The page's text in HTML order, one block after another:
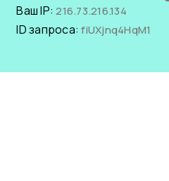
Ваш IP:216.73.216.134
ID запроса:fiUXjnq4HqM1